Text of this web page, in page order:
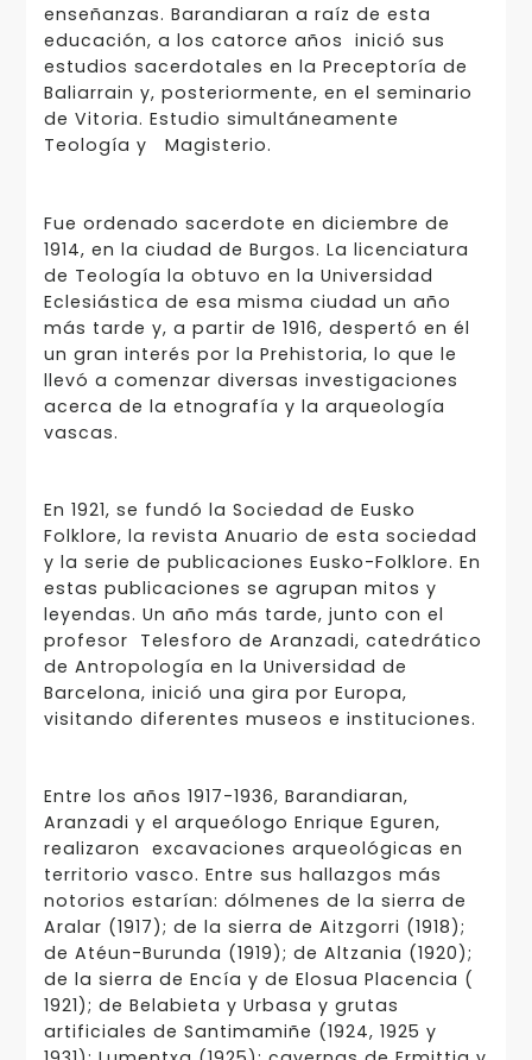
enseñanzas. Barandiaran a raíz de esta
educación, a los catorce años inició sus
estudios sacerdotales en la Preceptoría de
Baliarrain y, posteriormente, en el seminario
de Vitoria. Estudio simultáneamente
Teología y Magisterio.
Fue ordenado sacerdote en diciembre de
1914, en la ciudad de Burgos. La licenciatura
de Teología la obtuvo en la Universidad
Eclesiástica de esa misma ciudad un año
más tarde y, a partir de 1916, despertó en él
un gran interés por la Prehistoria, lo que le
llevó a comenzar diversas investigaciones
acerca de la etnografía y la arqueología
vascas.
En 1921, se fundó la Sociedad de Eusko
Folklore, la revista Anuario de esta sociedad
y la serie de publicaciones Eusko-Folklore. En
estas publicaciones se agrupan mitos y
leyendas. Un año más tarde, junto con el
profesor Telesforo de Aranzadi, catedrático
de Antropología en la Universidad de
Barcelona, inició una gira por Europa,
visitando diferentes museos e instituciones.
Entre los años 1917-1936, Barandiaran,
Aranzadi y el arqueólogo Enrique Eguren,
realizaron excavaciones arqueológicas en
territorio vasco. Entre sus hallazgos más
notorios estarían: dólmenes de la sierra de
Aralar (1917); de la sierra de Aitzgorri (1918);
de Atéun-Burunda (1919); de Altzania (1920);
de la sierra de Encía y de Elosua Placencia (
1921); de Belabieta y Urbasa y grutas
artificiales de Santimamiñe (1924, 1925 y